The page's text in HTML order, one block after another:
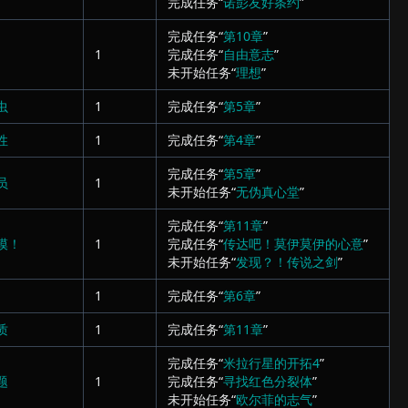
1
完成任务“第10章”
完成任务“自由意志”
未开始任务“理想”
1 完成任务“第5章”
1 完成任务“第4章”
1
完成任务“第5章”
未开始任务“无伪真心堂”
！ 1
完成任务“第11章”
完成任务“传达吧！莫伊莫伊的心意”
未开始任务“发现？！传说之剑”
1
完成任务“第6章”
1 完成任务“第11章”
1
完成任务“米拉行星的开拓4”
完成任务“寻找红色分裂体”
未开始任务“欧尔菲的志气”